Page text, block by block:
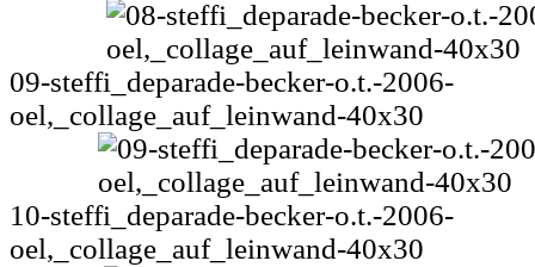
09-steffi_deparade-becker-o.t.-2006-
oel,_collage_auf_leinwand-40x30
10-steffi_deparade-becker-o.t.-2006-
oel,_collage_auf_leinwand-40x30